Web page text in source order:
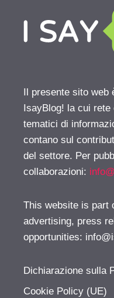
Il presente sito web
IsayBlog! la cui rete
tematici di
contano sul
del settore. Per
collaborazioni:
This website is part
advertising, press
opportunities:
Dichiarazione sulla
Cookie Policy (UE)